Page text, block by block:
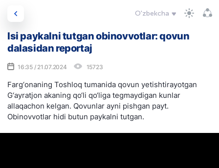
O'zbekcha
Isi paykalni tutgan obinovvotlar: qovun
dalasidan reportaj
16:35 / 21.07.2024 15723
Farg‘onaning Toshloq tumanida qovun yetishtirayotgan
G‘ayratjon akaning qo‘li qo‘liga tegmaydigan kunlar
allaqachon kelgan. Qovunlar ayni pishgan payt.
Obinovvotlar hidi butun paykalni tutgan.